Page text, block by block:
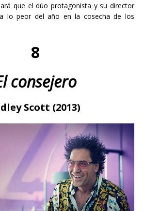
que el dúo protagonista y su director
lo peor del año en la cosecha de los
8
consejero
Scott (2013)